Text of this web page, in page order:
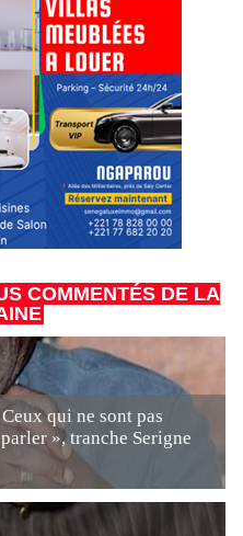
COMMENTÉS DE LA
qui ne sont pas
», tranche Serigne